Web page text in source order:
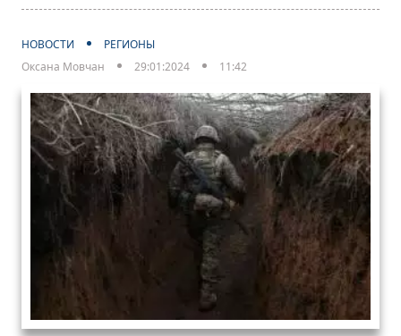
НОВОСТИ
РЕГИОНЫ
Оксана Мовчан
29:01:2024 11:42